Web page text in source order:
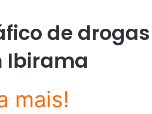
de drogas
Ibirama